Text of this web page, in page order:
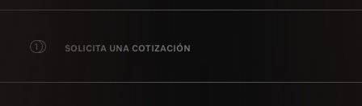
SOLICITA UNA COTIZACIÓN